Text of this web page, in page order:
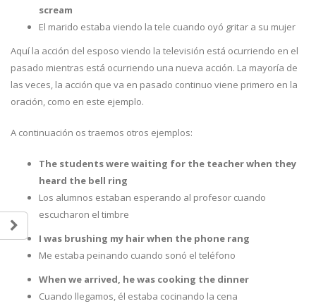
scream
El marido estaba viendo la tele cuando oyó gritar a su mujer
Aquí la acción del esposo viendo la televisión está ocurriendo en el
pasado mientras está ocurriendo una nueva acción. La mayoría de
las veces, la acción que va en pasado continuo viene primero en la
oración, como en este ejemplo.
A continuación os traemos otros ejemplos:
The students were waiting for the teacher when they
heard the bell ring
Los alumnos estaban esperando al profesor cuando
escucharon el timbre
I was brushing my hair when the phone rang
Me estaba peinando cuando sonó el teléfono
When we arrived, he was cooking the dinner
Cuando llegamos, él estaba cocinando la cena